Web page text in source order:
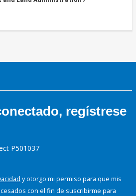
regístrese
P501037
y otorgo mi permiso para que mis
con el fin de suscribirme para